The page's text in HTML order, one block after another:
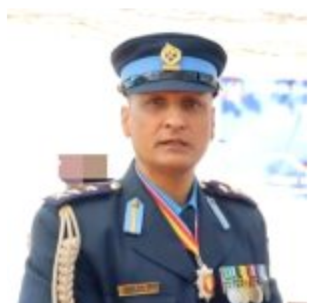
अविरल वर्षाले कालीगण्डकी नदी तटीय क्षेत्रमा रहेको पाल्पाको
पर्यटकीय स्थल रानीमहल डुबानमा,